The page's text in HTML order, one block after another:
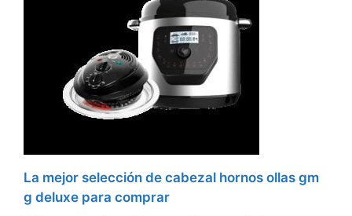
La mejor selección de cabezal hornos ollas gm
g deluxe para comprar